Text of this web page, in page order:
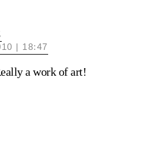
| 18:47
a work of art!